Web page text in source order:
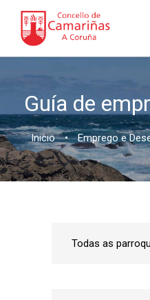
Guía de
Inicio • Emprego e